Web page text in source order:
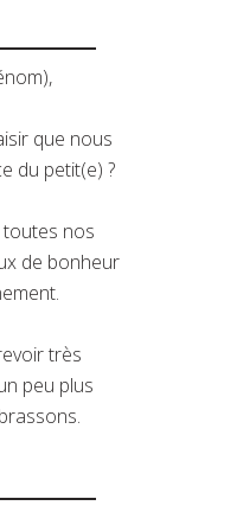
que nous
du petit(e) ?
nos
de bonheur
très
peu plus